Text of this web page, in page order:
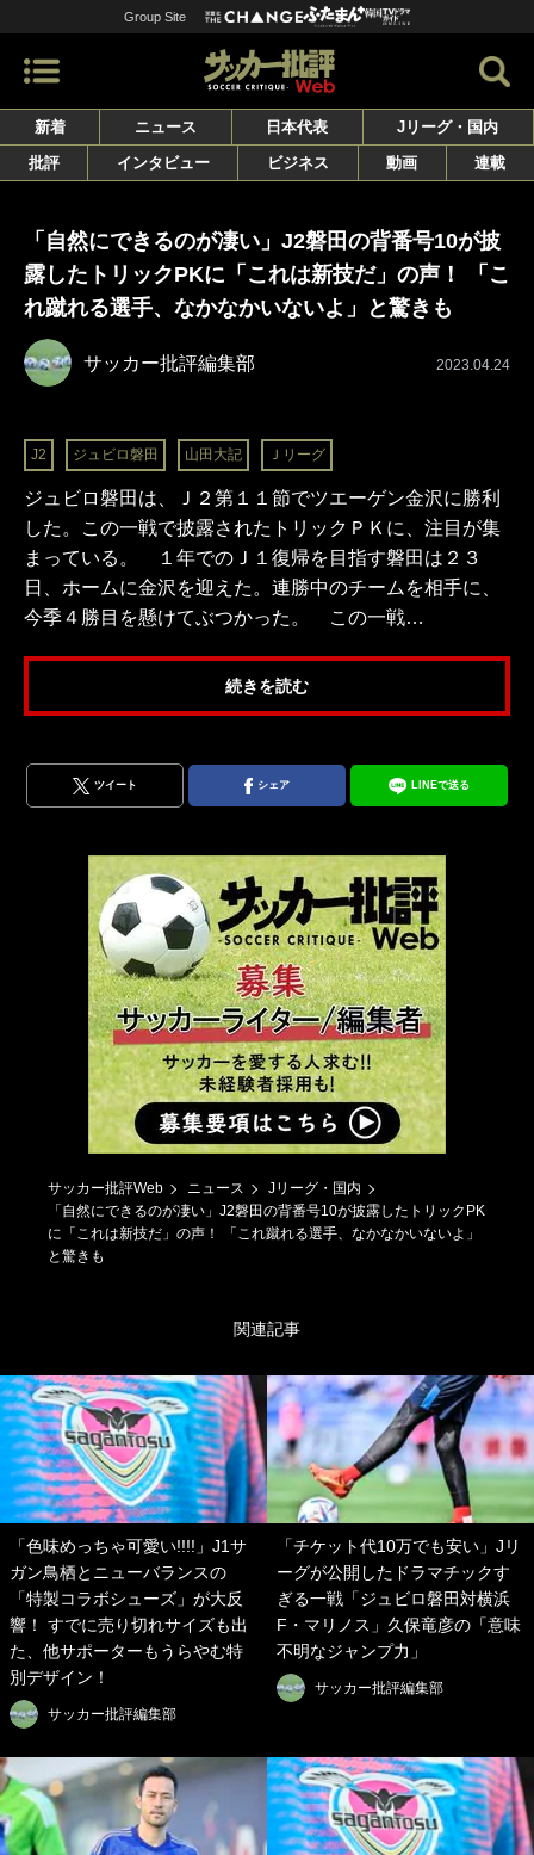
Group Site
新着 ニュース 日本代表
Jリーグ・国内
批評
インタビュー ビジネス 動画 連載
「自然にできるのが凄い」J2磐田の背番号10が披
露したトリックPKに「これは新技だ」の声！ 「こ
れ蹴れる選手、なかなかいないよ」と驚きも
サッカー批評編集部 2023.04.24
J2 ジュビロ磐田 山田大記 Ｊリーグ
ジュビロ磐田は、Ｊ２第１１節でツエーゲン金沢に勝利
した。この一戦で披露されたトリックＰＫに、注目が集
まっている。 １年でのＪ１復帰を目指す磐田は２３
日、ホームに金沢を迎えた。連勝中のチームを相手に、
今季４勝目を懸けてぶつかった。 この一戦…
続きを読む
ツイート シェア LINEで送る
サッカー批評Web ニュース
Jリーグ・国内
「自然にできるのが凄い」J2磐田の背番号10が披露したトリックPK
に「これは新技だ」の声！ 「これ蹴れる選手、なかなかいないよ」
と驚きも
関連記事
「色味めっちゃ可愛い!!!!」J1サ
ガン鳥栖とニューバランスの
「特製コラボシューズ」が大反
響！ すでに売り切れサイズも出
た、他サポーターもうらやむ特
別デザイン！
サッカー批評編集部
「チケット代10万でも安い」Jリ
ーグが公開したドラマチックす
ぎる一戦「ジュビロ磐田対横浜
F・マリノス」久保竜彦の「意味
不明なジャンプ力」
サッカー批評編集部